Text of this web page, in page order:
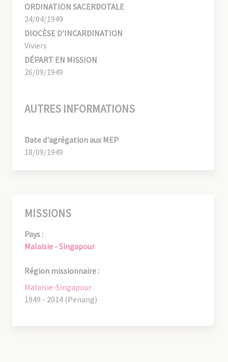
ORDINATION SACERDOTALE
24/04/1949
DIOCÈSE D'INCARDINATION
Viviers
DÉPART EN MISSION
26/09/1949
AUTRES INFORMATIONS
Date d'agrégation aux MEP
18/09/1949
MISSIONS
Pays :
Malaisie - Singapour
Région missionnaire :
Malaisie-Singapour
1949 - 2014 (Penang)